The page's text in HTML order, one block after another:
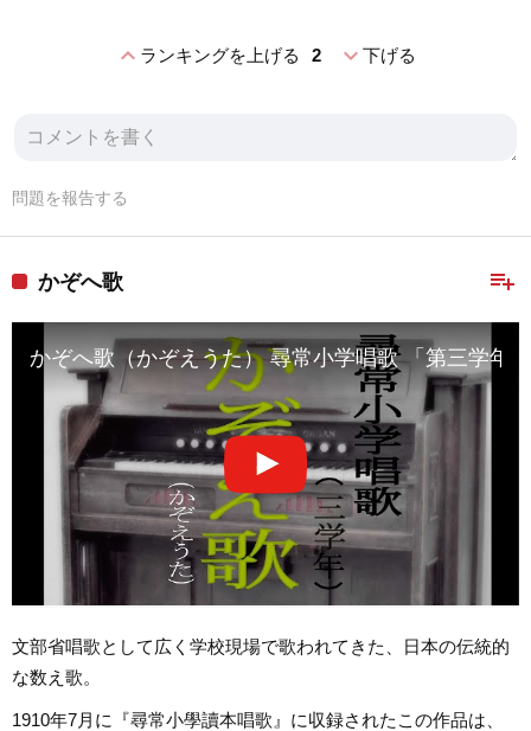
expand_lessランキングを上げる 2 expand_more下げる
問題を報告する
playlist_add
かぞへ歌
かぞへ歌（かぞえうた） 尋常小学唱歌 「第三学年
文部省唱歌として広く学校現場で歌われてきた、日本の伝統的
な数え歌。
1910年7月に『尋常小學讀本唱歌』に収録されたこの作品は、